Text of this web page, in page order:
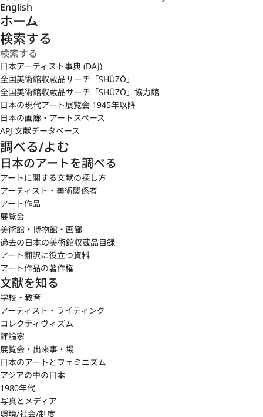
English
ホーム
検索する
日本アーティスト事典 (DAJ)
全国美術館収蔵品サーチ「SHŪZŌ」
全国美術館収蔵品サーチ「SHŪZŌ」協力館
日本の現代アート展覧会 1945年以降
日本の画廊・アートスペース
APJ 文献データベース
調べる/よむ
日本のアートを調べる
アートに関する文献の探し方
アーティスト・美術関係者
アート作品
展覧会
美術館・博物館・画廊
過去の日本の美術館収蔵品目録
アート翻訳に役立つ資料
アート作品の著作権
文献を知る
学校・教育
アーティスト・ライティング
コレクティヴィズム
評論家
展覧会・出来事・場
日本のアートとフェミニズム
アジアの中の日本
1980年代
写真とメディア
環境/社会/制度